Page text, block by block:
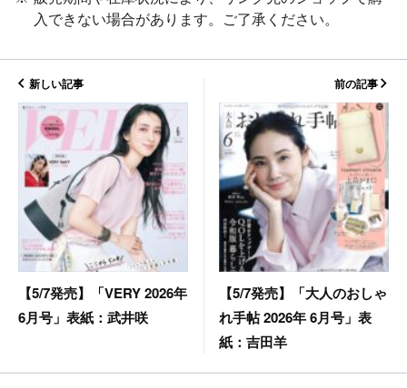
入できない場合があります。ご了承ください。
新しい記事
【5/7発売】「VERY 2026年
6月号」表紙：武井咲
前の記事
【5/7発売】「大人のおしゃ
れ手帖 2026年 6月号」表
紙：吉田羊